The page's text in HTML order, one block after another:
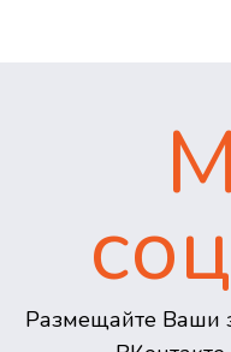
Размещайте Ваши